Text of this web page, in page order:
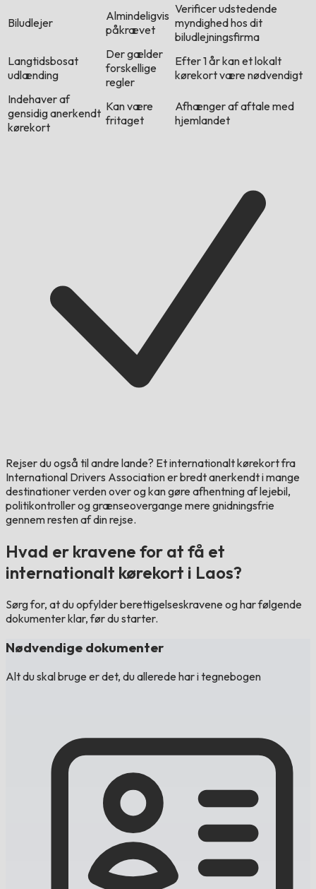
Biludlejer
Almindeligvis
påkrævet
Verificer udstedende
myndighed hos dit
biludlejningsfirma
Langtidsbosat
udlænding
Der gælder
forskellige
regler
Efter 1 år kan et lokalt
kørekort være nødvendigt
Indehaver af
gensidig anerkendt
kørekort
Kan være
fritaget
Afhænger af aftale med
hjemlandet
Rejser du også til andre lande? Et internationalt kørekort fra
International Drivers Association er bredt anerkendt i mange
destinationer verden over og kan gøre afhentning af lejebil,
politikontroller og grænseovergange mere gnidningsfrie
gennem resten af din rejse.
Hvad er kravene for at få et
internationalt kørekort i Laos?
Sørg for, at du opfylder berettigelseskravene og har følgende
dokumenter klar, før du starter.
Nødvendige dokumenter
Alt du skal bruge er det, du allerede har i tegnebogen